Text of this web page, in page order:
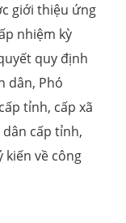
giới thiệu ứng
nhiệm kỳ
quy định
dân, Phó
tỉnh, cấp xã
cấp tỉnh,
kiến về công